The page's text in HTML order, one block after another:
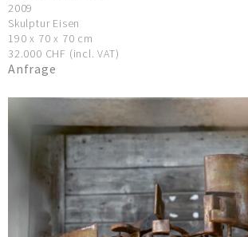
2009
Skulptur Eisen
190 x 70 x 70 cm
32.000 CHF (incl. VAT)
Anfrage